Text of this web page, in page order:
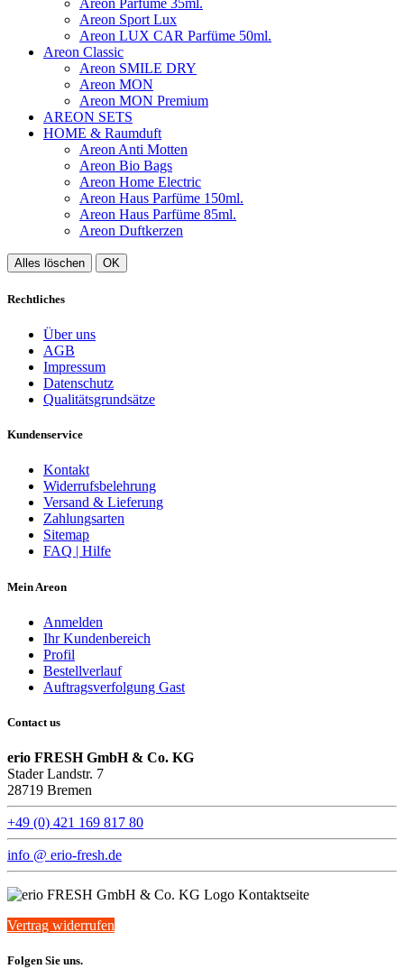
Areon Sport Lux
Areon LUX CAR Parfüme 50ml.
Areon Classic
Areon SMILE DRY
Areon MON
Areon MON Premium
AREON SETS
HOME & Raumduft
Areon Anti Motten
Areon Bio Bags
Areon Home Electric
Areon Haus Parfüme 150ml.
Areon Haus Parfüme 85ml.
Areon Duftkerzen
Alles löschen OK
Rechtliches
Über uns
AGB
Impressum
Datenschutz
Qualitätsgrundsätze
Kundenservice
Kontakt
Widerrufsbelehrung
Versand & Lieferung
Zahlungsarten
Sitemap
FAQ | Hilfe
Mein Areon
Anmelden
Ihr Kundenbereich
Profil
Bestellverlauf
Auftragsverfolgung Gast
Contact us
erio FRESH GmbH & Co. KG
Stader Landstr. 7
28719 Bremen
+49 (0) 421 169 817 80
info @ erio-fresh.de
Vertrag widerrufen
Folgen Sie uns.